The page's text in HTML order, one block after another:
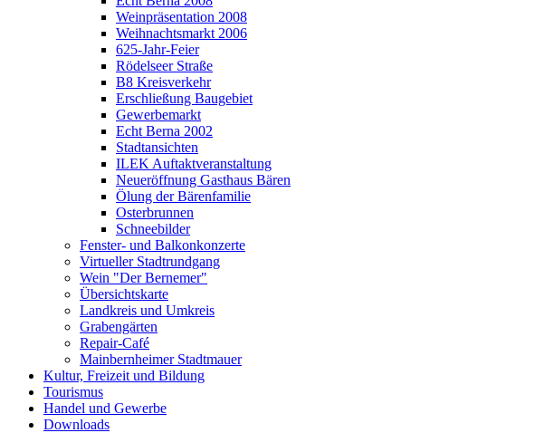
Weinpräsentation 2008
Weihnachtsmarkt 2006
625-Jahr-Feier
Rödelseer Straße
B8 Kreisverkehr
Erschließung Baugebiet
Gewerbemarkt
Echt Berna 2002
Stadtansichten
ILEK Auftaktveranstaltung
Neueröffnung Gasthaus Bären
Ölung der Bärenfamilie
Osterbrunnen
Schneebilder
Fenster- und Balkonkonzerte
Virtueller Stadtrundgang
Wein "Der Bernemer"
Übersichtskarte
Landkreis und Umkreis
Grabengärten
Repair-Café
Mainbernheimer Stadtmauer
Kultur, Freizeit und Bildung
Tourismus
Handel und Gewerbe
Downloads